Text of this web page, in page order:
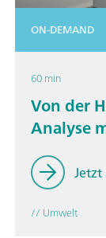
ON-DEMAND
60 min
Von der
Analyse
Jetzt
// Umwelt